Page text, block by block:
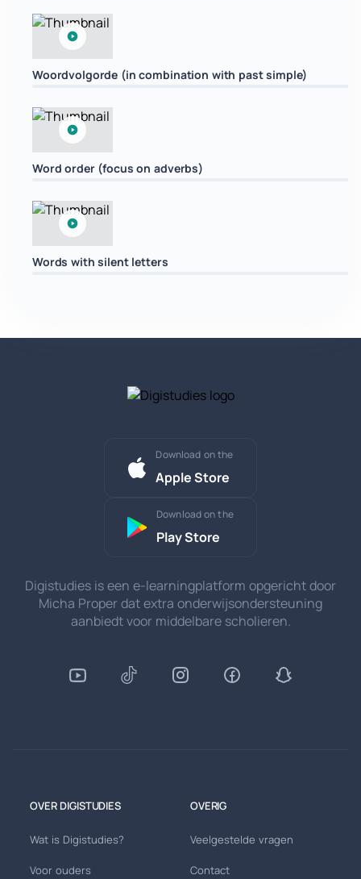
Woordvolgorde (in combination with past simple)
Word order (focus on adverbs)
Words with silent letters
Download on the
Apple Store
Download on the
Play Store
Digistudies is een e-learningplatform opgericht door
Micha Proper dat extra onderwijsondersteuning
aanbiedt voor middelbare scholieren.
OVER DIGISTUDIES
Wat is Digistudies?
Voor ouders
OVERIG
Veelgestelde vragen
Contact